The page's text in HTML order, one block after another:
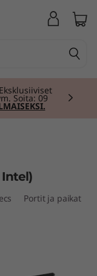
Soita: 09
Intel)
Portit ja paikat